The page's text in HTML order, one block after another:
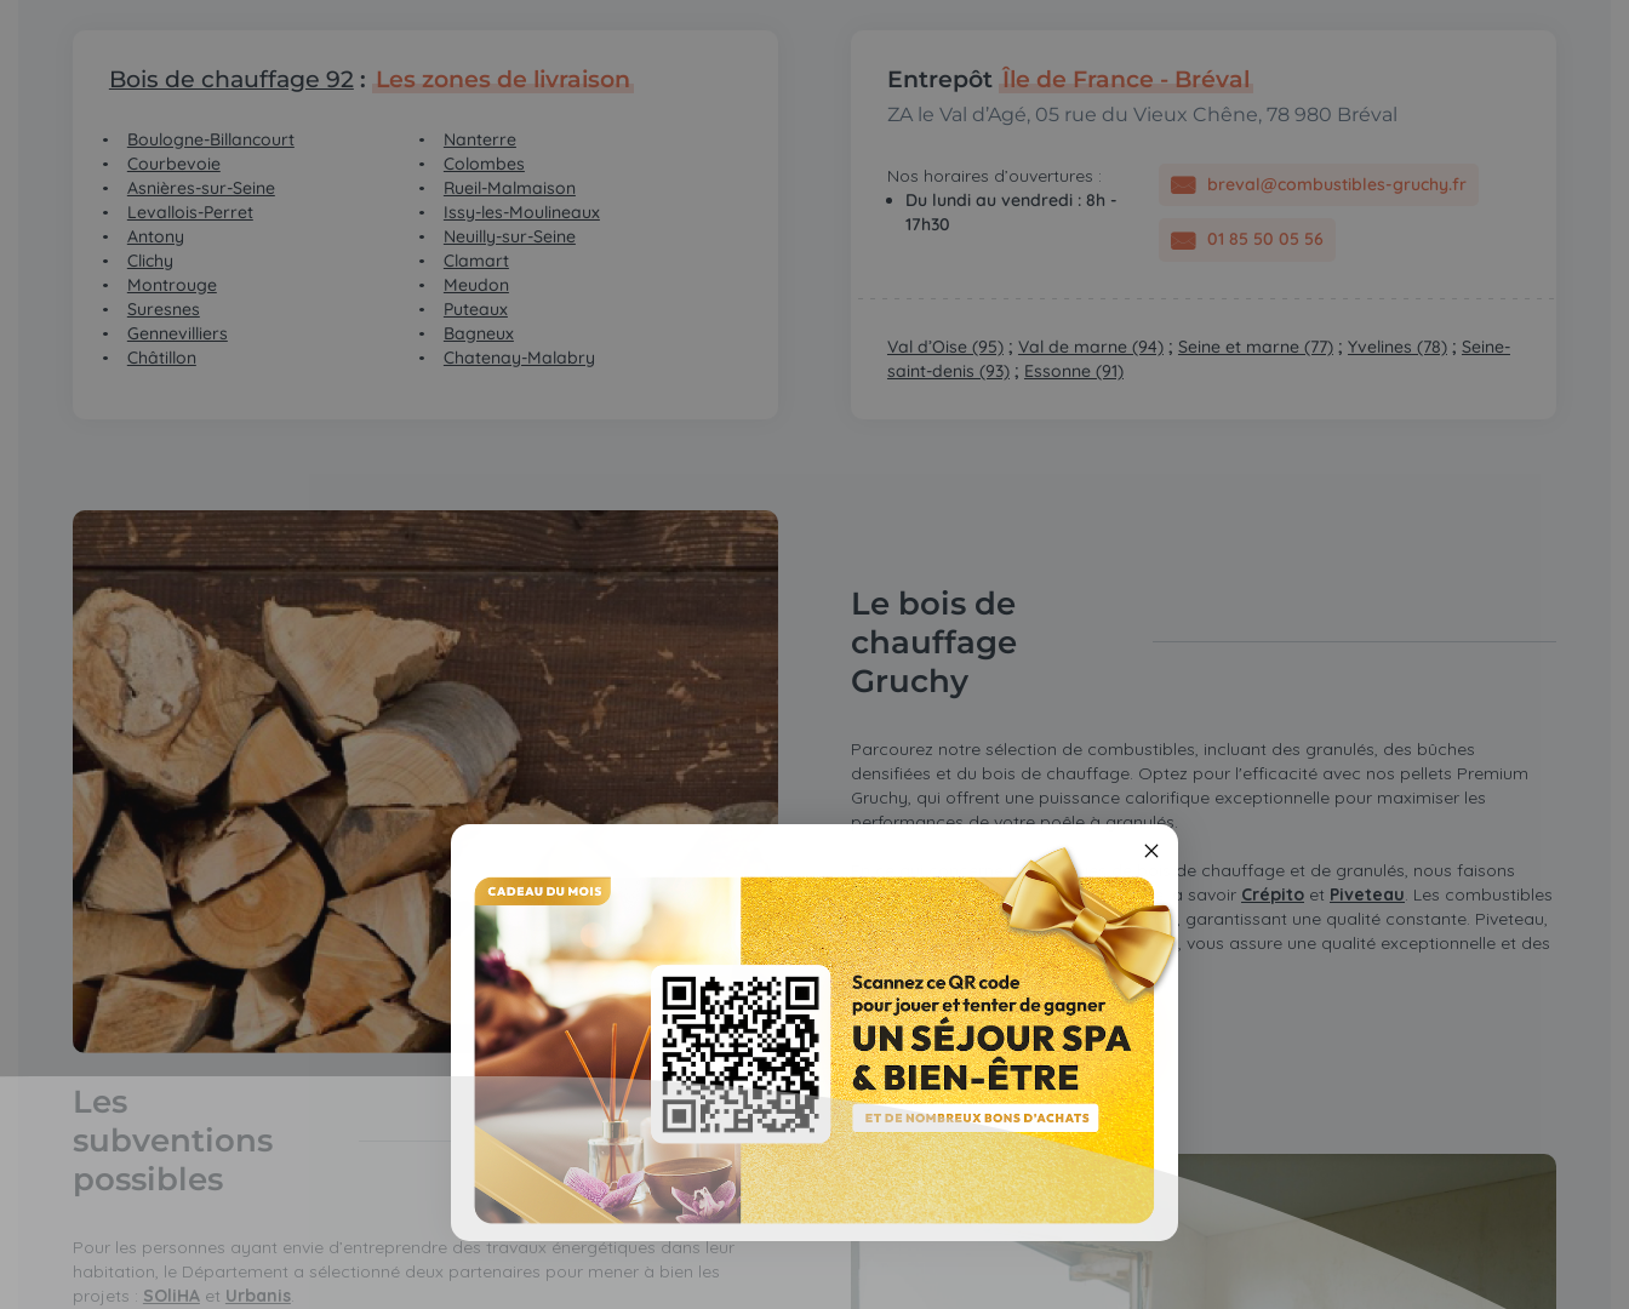
Bois de chauffage 92: Les zones de livraison
Boulogne-Billancourt
Nanterre
Courbevoie
Colombes
Asnières-sur-Seine
Rueil-Malmaison
Levallois-Perret
Issy-les-Moulineaux
Antony
Neuilly-sur-Seine
Clichy
Clamart
Montrouge
Meudon
Suresnes
Puteaux
Gennevilliers
Bagneux
Châtillon
Chatenay-Malabry
Entrepôt Île de France - Bréval
ZA le Val d’Agé, 05 rue du Vieux Chêne, 78 980 Bréval
Nos horaires d’ouvertures :
Du lundi au vendredi : 8h -
17h30
breval@combustibles-gruchy.fr
01 85 50 05 56
Val d’Oise (95); Val de marne (94); Seine et marne (77); Yvelines (78); Seine-
saint-denis (93); Essonne (91)
Le bois de
chauffage
Gruchy
Parcourez notre sélection de combustibles, incluant des granulés, des bûches
densifiées et du bois de chauffage. Optez pour l'efficacité avec nos pellets Premium
Gruchy, qui offrent une puissance calorifique exceptionnelle pour maximiser les
performances de votre poêle à granulés.
En ce qui concerne les marques de bois de chauffage et de granulés, nous faisons
confiance à deux références de qualité, à savoir Crépito et Piveteau. Les combustibles
Crépito répondent à des normes strictes, garantissant une qualité constante. Piveteau,
fort de nombreuses années d'expérience, vous assure une qualité exceptionnelle et des
performances thermiques élevées.
Les
subventions
possibles
Pour les personnes ayant envie d’entreprendre des travaux énergétiques dans leur
habitation, le Département a sélectionné deux partenaires pour mener à bien les
projets : SOliHAet Urbanis.